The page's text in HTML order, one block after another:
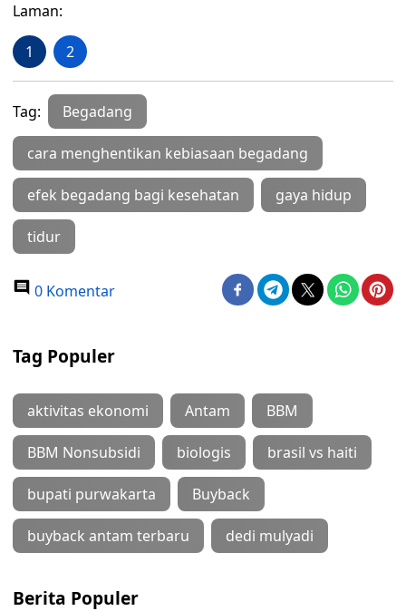
Laman:
1 2
Tag: Begadang
cara menghentikan kebiasaan begadang
efek begadang bagi kesehatan gaya hidup
tidur
0 Komentar
Tag Populer
aktivitas ekonomi Antam BBM
BBM Nonsubsidi biologis brasil vs haiti
bupati purwakarta Buyback
buyback antam terbaru dedi mulyadi
Berita Populer